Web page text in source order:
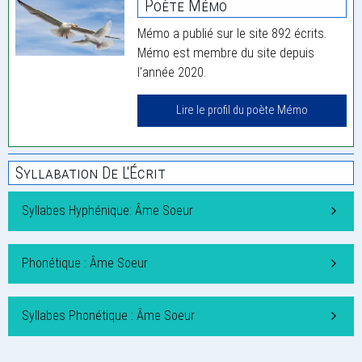
Poète Mémo
Mémo a publié sur le site 892 écrits.
Mémo est membre du site depuis
l'année 2020.
Lire le profil du poète Mémo
Syllabation De L'Écrit
Syllabes Hyphénique: Âme Soeur
Phonétique : Âme Soeur
Syllabes Phonétique : Âme Soeur